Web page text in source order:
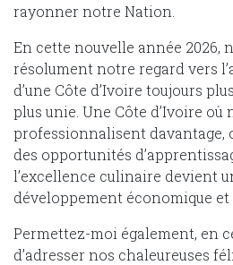
rayonner notre Nation.
En cette nouvelle année 2026,
résolument notre regard vers
d’une Côte d’Ivoire toujours
plus unie. Une Côte d’Ivoire où
professionnalisent davantage,
des opportunités
l’excellence culinaire devient
développement économique et
Permettez-moi également, en
d’adresser nos chaleureuses